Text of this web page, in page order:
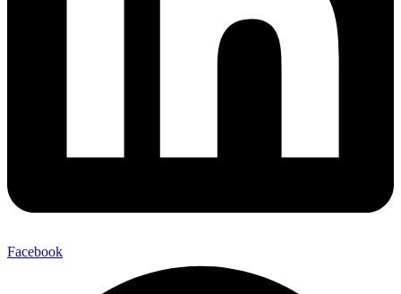
Facebook